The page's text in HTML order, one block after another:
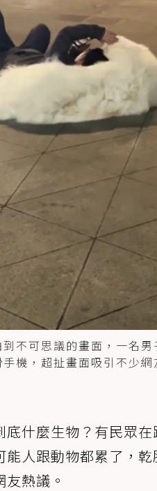
不可思議的畫面，一名
機，超扯畫面吸引不少
底什麼生物？有民眾
能人跟動物都累了，
友熱議。